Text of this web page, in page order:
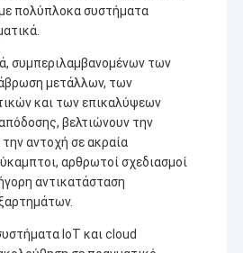
πολύπλοκα συστήματα
συμπεριλαμβανομένων των
μετάλλων, των
και των επικαλύψεων
βελτιώνουν την
αντοχή σε ακραία
αρθρωτοί σχεδιασμοί
αντικατάσταση
IoT και cloud